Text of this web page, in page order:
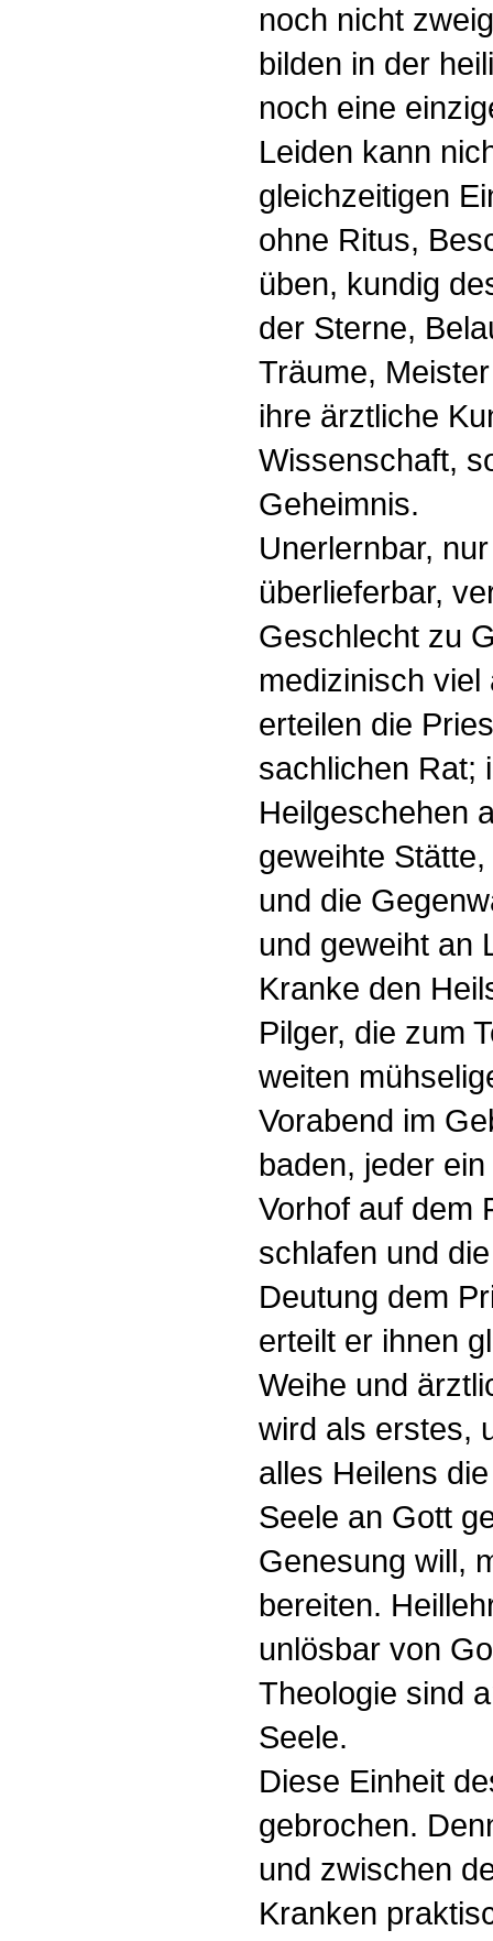
noch nicht
bilden in der
noch eine
Leiden kann
gleichzeitigen
ohne Ritus,
üben, kundig
der Sterne,
Träume,
ihre ärztliche
Wissenschaft,
Geheimnis.
Unerlernbar,
überlieferbar,
Geschlecht zu
medizinisch
erteilen die
sachlichen Rat;
Heilgeschehen
geweihte
und die
und geweiht an
Kranke den
Pilger, die zum
weiten
Vorabend im
baden, jeder
Vorhof auf dem
schlafen und
Deutung dem
erteilt er ihnen
Weihe und
wird als erstes,
alles Heilens
Seele an Gott
Genesung will,
bereiten.
unlösbar von
Theologie sind
Seele.
Diese Einheit
gebrochen.
und zwischen
Kranken